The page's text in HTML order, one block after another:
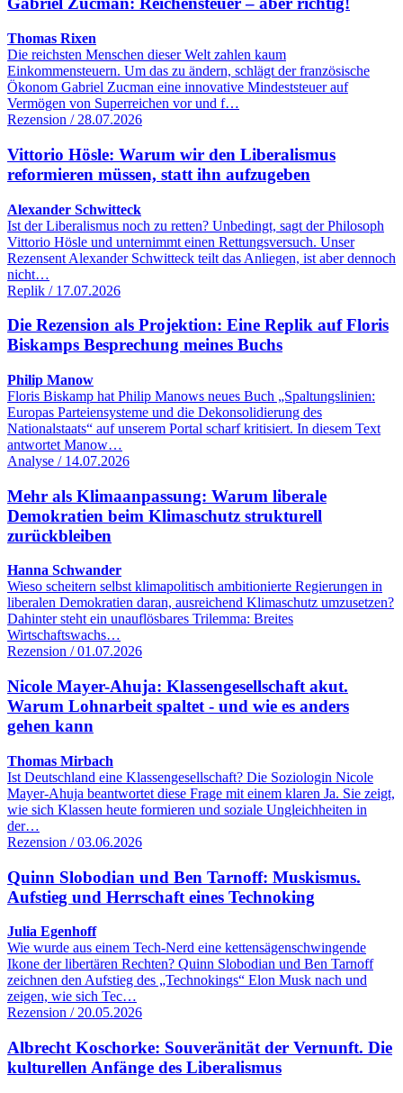
Thomas Rixen
Die reichsten Menschen dieser Welt zahlen kaum
Einkommensteuern. Um das zu ändern, schlägt der französische
Ökonom Gabriel Zucman eine innovative Mindeststeuer auf
Vermögen von Superreichen vor und f…
Rezension / 28.07.2026
Vittorio Hösle: Warum wir den Liberalismus
reformieren müssen, statt ihn aufzugeben
Alexander Schwitteck
Ist der Liberalismus noch zu retten? Unbedingt, sagt der Philosoph
Vittorio Hösle und unternimmt einen Rettungsversuch. Unser
Rezensent Alexander Schwitteck teilt das Anliegen, ist aber dennoch
nicht…
Replik / 17.07.2026
Die Rezension als Projektion: Eine Replik auf Floris
Biskamps Besprechung meines Buchs
Philip Manow
Floris Biskamp hat Philip Manows neues Buch „Spaltungslinien:
Europas Parteiensysteme und die Dekonsolidierung des
Nationalstaats“ auf unserem Portal scharf kritisiert. In diesem Text
antwortet Manow…
Analyse / 14.07.2026
Mehr als Klimaanpassung: Warum liberale
Demokratien beim Klimaschutz strukturell
zurückbleiben
Hanna Schwander
Wieso scheitern selbst klimapolitisch ambitionierte Regierungen in
liberalen Demokratien daran, ausreichend Klimaschutz umzusetzen?
Dahinter steht ein unauflösbares Trilemma: Breites
Wirtschaftswachs…
Rezension / 01.07.2026
Nicole Mayer-Ahuja: Klassengesellschaft akut.
Warum Lohnarbeit spaltet - und wie es anders
gehen kann
Thomas Mirbach
Ist Deutschland eine Klassengesellschaft? Die Soziologin Nicole
Mayer-Ahuja beantwortet diese Frage mit einem klaren Ja. Sie zeigt,
wie sich Klassen heute formieren und soziale Ungleichheiten in
der…
Rezension / 03.06.2026
Quinn Slobodian und Ben Tarnoff: Muskismus.
Aufstieg und Herrschaft eines Technoking
Julia Egenhoff
Wie wurde aus einem Tech-Nerd eine kettensägenschwingende
Ikone der libertären Rechten? Quinn Slobodian und Ben Tarnoff
zeichnen den Aufstieg des „Technokings“ Elon Musk nach und
zeigen, wie sich Tec…
Rezension / 20.05.2026
Albrecht Koschorke: Souveränität der Vernunft. Die
kulturellen Anfänge des Liberalismus